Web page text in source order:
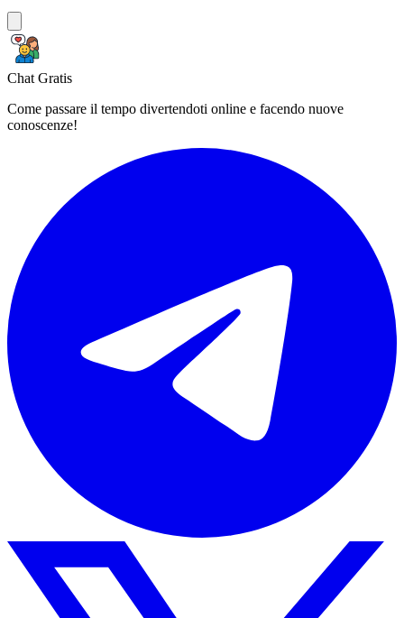
Chat Gratis
Come passare il tempo divertendoti online e facendo nuove
conoscenze!